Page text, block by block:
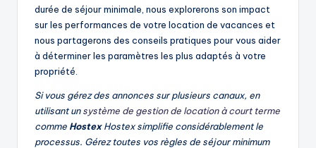
durée de séjour minimale, nous explorerons son impact
sur les performances de votre location de vacances et
nous partagerons des conseils pratiques pour vous aider
à déterminer les paramètres les plus adaptés à votre
propriété.
Si vous gérez des annonces sur plusieurs canaux, en
utilisant unsystème de gestion de location à court terme
comme HostexHostex simplifie considérablement le
processus. Gérez toutes vos règles de séjour minimum